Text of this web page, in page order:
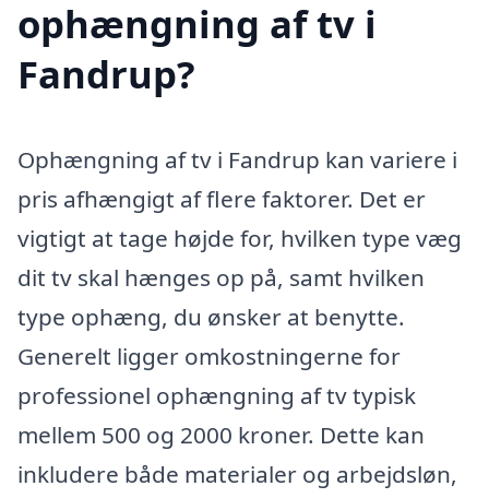
ophængning af tv i
Fandrup?
Ophængning af tv i Fandrup kan variere i
pris afhængigt af flere faktorer. Det er
vigtigt at tage højde for, hvilken type væg
dit tv skal hænges op på, samt hvilken
type ophæng, du ønsker at benytte.
Generelt ligger omkostningerne for
professionel ophængning af tv typisk
mellem 500 og 2000 kroner. Dette kan
inkludere både materialer og arbejdsløn,